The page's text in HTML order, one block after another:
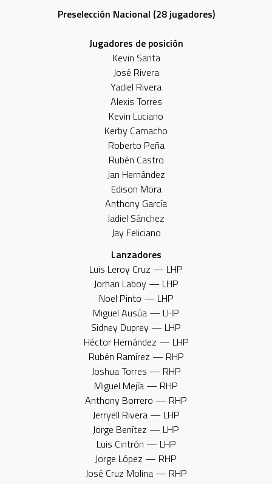
Preselección Nacional (28 jugadores)
Jugadores de posición
Kevin Santa
José Rivera
Yadiel Rivera
Alexis Torres
Kevin Luciano
Kerby Camacho
Roberto Peña
Rubén Castro
Jan Hernández
Edison Mora
Anthony García
Jadiel Sánchez
Jay Feliciano
Lanzadores
Luis Leroy Cruz — LHP
Jorhan Laboy — LHP
Noel Pinto — LHP
Miguel Ausúa — LHP
Sidney Duprey — LHP
Héctor Hernández — LHP
Rubén Ramírez — RHP
Joshua Torres — RHP
Miguel Mejía — RHP
Anthony Borrero — RHP
Jerryell Rivera — LHP
Jorge Benítez — LHP
Luis Cintrón — LHP
Jorge López — RHP
José Cruz Molina — RHP